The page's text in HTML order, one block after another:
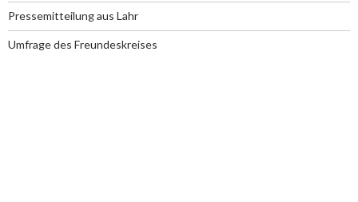
Pressemitteilung aus Lahr
Umfrage des Freundeskreises